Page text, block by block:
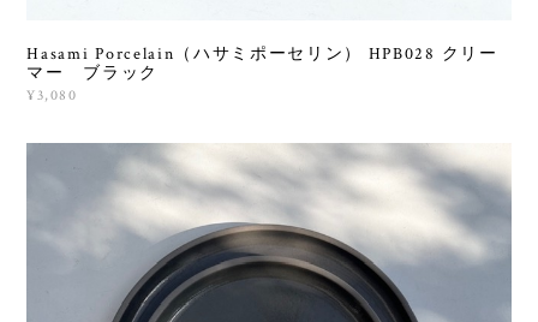
Hasami Porcelain（ハサミポーセリン） HPB028 クリー
マー ブラック
¥3,080